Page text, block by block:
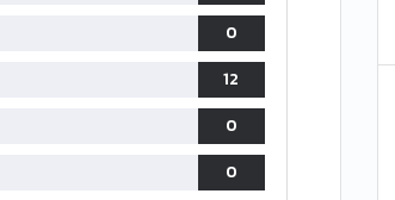
0
12
0
0